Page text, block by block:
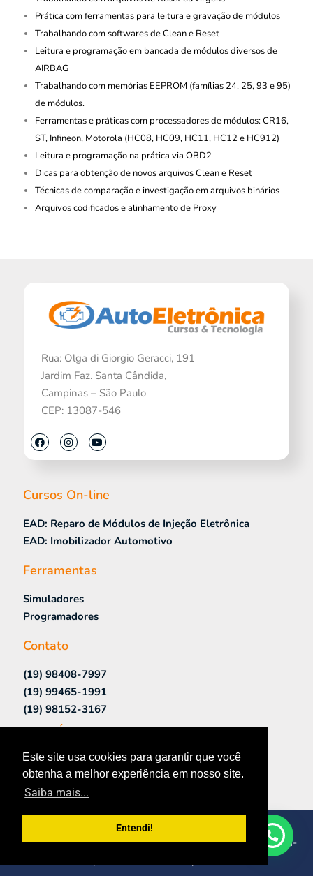
Este site usa cookies para garantir que você
obtenha a melhor experiência em nosso site.
Saiba mais...
Entendi!
Prática com ferramentas para leitura e gravação de módulos
Trabalhando com softwares de Clean e Reset
Leitura e programação em bancada de módulos diversos de
AIRBAG
Trabalhando com memórias EEPROM (famílias 24, 25, 93 e 95)
de módulos.
Ferramentas e práticas com processadores de módulos: CR16,
ST, Infineon, Motorola (HC08, HC09, HC11, HC12 e HC912)
Leitura e programação na prática via OBD2
Dicas para obtenção de novos arquivos Clean e Reset
Técnicas de comparação e investigação em arquivos binários
Arquivos codificados e alinhamento de Proxy
Rua: Olga di Giorgio Geracci, 191
Jardim Faz. Santa Cândida,
Campinas – São Paulo
CEP: 13087-546
Cursos On-line
EAD: Reparo de Módulos de Injeção Eletrônica
EAD: Imobilizador Automotivo
Ferramentas
Simuladores
Programadores
Contato
(19) 98408-7997
(19) 99465-1991
(19) 98152-3167
Links Úteis
Cursos Presenciais
Contato
AutoEletrônica Cursos & Tecnologia
Rua: Olga di Giorgio Geracci, 191 – Fazenda Santa Cândida-